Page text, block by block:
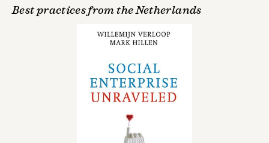
Best practices from the Netherlands